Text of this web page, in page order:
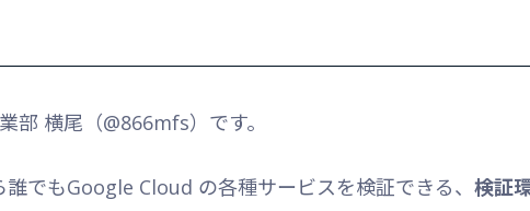
部 横尾（@866mfs）です。
でもGoogle Cloud の各種サービスを検証できる、 検証